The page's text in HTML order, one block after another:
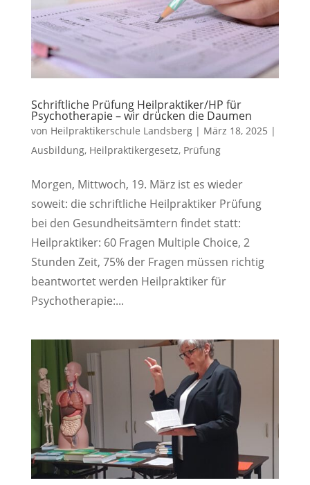
Schriftliche Prüfung Heilpraktiker/HP für
Psychotherapie – wir drücken die Daumen
von Heilpraktikerschule Landsberg| März 18, 2025 |
Ausbildung, Heilpraktikergesetz, Prüfung
Morgen, Mittwoch, 19. März ist es wieder
soweit: die schriftliche Heilpraktiker Prüfung
bei den Gesundheitsämtern findet statt:
Heilpraktiker: 60 Fragen Multiple Choice, 2
Stunden Zeit, 75% der Fragen müssen richtig
beantwortet werden Heilpraktiker für
Psychotherapie:...